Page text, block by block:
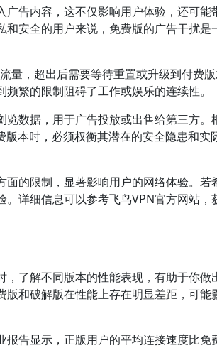
告内容，这不仅影响用户体验，还可能
安全的用户来说，免费版的广告干扰是
量，超出后需要等待重置或升级到付费
繁的限制阻碍了工作或娱乐的连续性。
数据，用于广告投放或出售给第三方。
本时，必须权衡其潜在的安全隐患和实
的限制，显著影响用户的网络体验。若
详细信息可以参考飞鸟VPN官方网站，
，了解不同版本的性能表现，有助于你做
和破解版在性能上存在明显差距，可能
告显示，正版用户的平均连接速度比免